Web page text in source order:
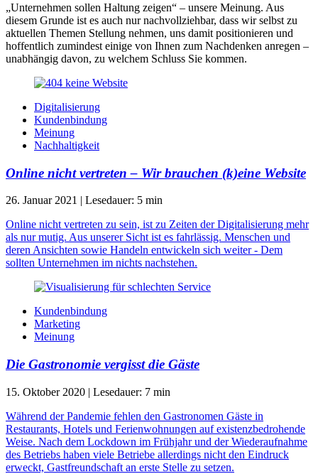
„Unternehmen sollen Haltung zeigen“ – unsere Meinung. Aus
diesem Grunde ist es auch nur nachvollziehbar, dass wir selbst zu
aktuellen Themen Stellung nehmen, uns damit positionieren und
hoffentlich zumindest einige von Ihnen zum Nachdenken anregen –
unabhängig davon, zu welchem Schluss Sie kommen.
Digitalisierung
Kundenbindung
Meinung
Nachhaltigkeit
Online nicht vertreten – Wir brauchen (k)eine Website
26. Januar 2021 | Lesedauer: 5 min
Online nicht vertreten zu sein, ist zu Zeiten der Digitalisierung mehr
als nur mutig. Aus unserer Sicht ist es fahrlässig. Menschen und
deren Ansichten sowie Handeln entwickeln sich weiter - Dem
sollten Unternehmen im nichts nachstehen.
Kundenbindung
Marketing
Meinung
Die Gastronomie vergisst die Gäste
15. Oktober 2020 | Lesedauer: 7 min
Während der Pandemie fehlen den Gastronomen Gäste in
Restaurants, Hotels und Ferienwohnungen auf existenzbedrohende
Weise. Nach dem Lockdown im Frühjahr und der Wiederaufnahme
des Betriebs haben viele Betriebe allerdings nicht den Eindruck
erweckt, Gastfreundschaft an erste Stelle zu setzen.